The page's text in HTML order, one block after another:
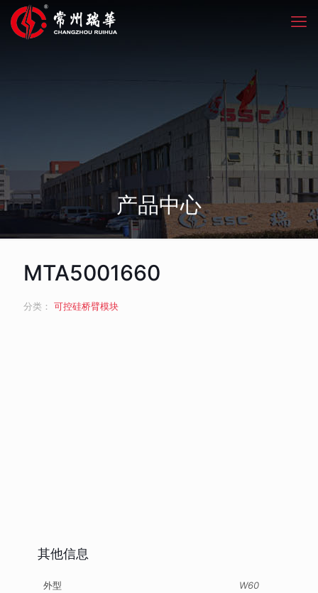
产品中心
MTA5001660
分类： 可控硅桥臂模块
其他信息
外型 W60